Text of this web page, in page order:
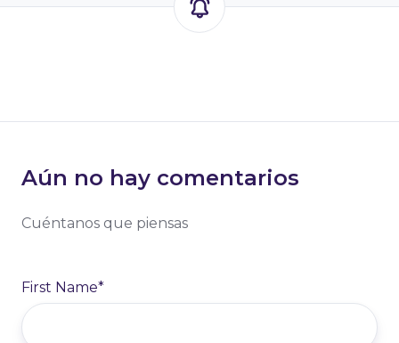
Aún no hay comentarios
Cuéntanos que piensas
First Name*